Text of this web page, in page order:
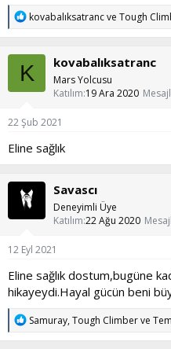
T
p
k
i
l
e
kovabalıksatrancve Tough
K kovabalıksatranc
Mars Yolcusu
Katılım 19 Ara 2020
22 Şub 2021
Eline sağlık
Savascı
Deneyimli Üye
Katılım 22 Ağu 2020
12 Eyl 2021
Eline sağlık dostum,bugüne
hikayeydi.Hayal gücün beni
T
p
Samuray,Tough Climberve